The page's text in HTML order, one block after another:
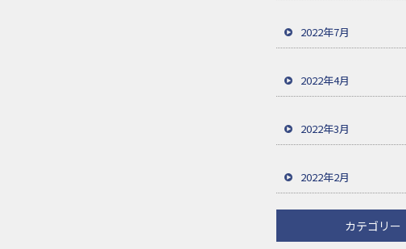
2022年7月
2022年4月
2022年3月
2022年2月
カテゴリー